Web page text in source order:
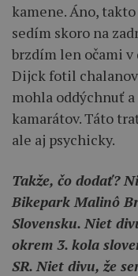
kamene. Áno,
sedím skoro na
brzdím len očami v
Dijck fotil
mohla oddýchnuť
kamarátov. Táto
ale aj psychicky.
Takže, čo dodať?
Bikepark Malinô
Slovensku. Niet
okrem 3. kola
SR. Niet divu, že